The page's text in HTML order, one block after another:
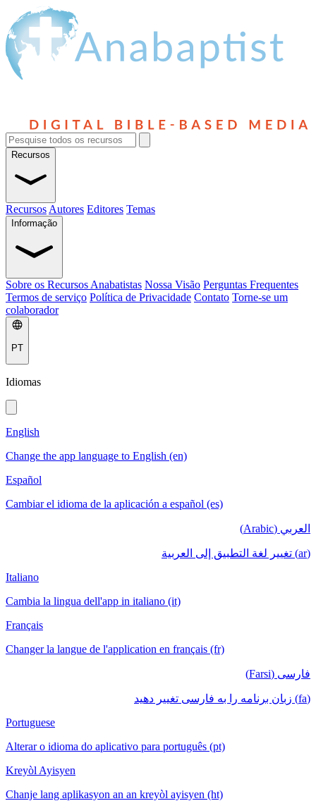
Recursos
Recursos Autores Editores Temas
Informação
Sobre os Recursos Anabatistas Nossa Visão Perguntas Frequentes
Termos de serviço Política de Privacidade Contato Torne-se um
colaborador
PT
Idiomas
English
Change the app language to English (en)
Español
Cambiar el idioma de la aplicación a español (es)
العربي (Arabic)
(ar) تغيير لغة التطبيق إلى العربية
Italiano
Cambia la lingua dell'app in italiano (it)
Français
Changer la langue de l'application en français (fr)
فارسی (Farsi)
(fa) زبان برنامه را به فارسی تغییر دهید
Portuguese
Alterar o idioma do aplicativo para português (pt)
Kreyòl Ayisyen
Chanje lang aplikasyon an an kreyòl ayisyen (ht)